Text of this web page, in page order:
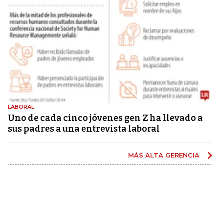
LABORAL
Uno de cada cinco jóvenes gen Z ha llevado a
sus padres a una entrevista laboral
MÁS ALTA GERENCIA